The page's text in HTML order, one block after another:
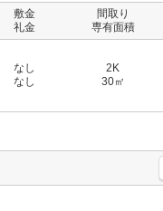
敷金
礼金
間取り
専有面積
なし
なし
2K
30㎡